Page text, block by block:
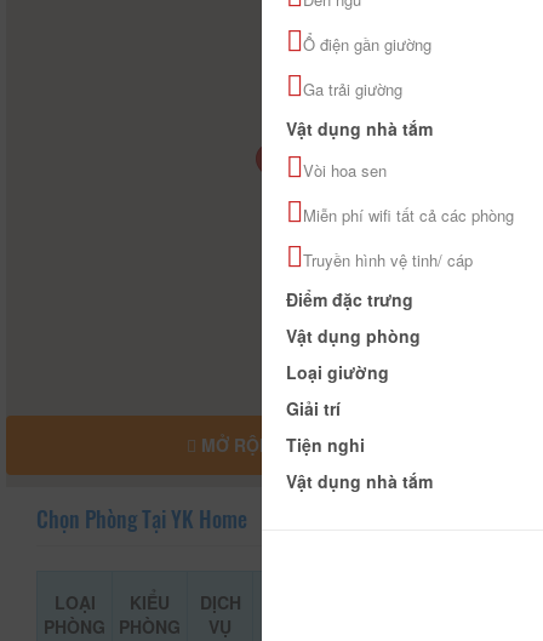
MỞ RỘNG BẢN ĐỒ
Chọn Phòng Tại YK Home
LOẠI
PHÒNG
KIỂU
PHÒNG
DỊCH
VỤ
Ổ điện gần giường
Ga trải giường
Vật dụng nhà tắm
Vòi hoa sen
Miễn phí wifi tất cả các phòng
Truyền hình vệ tinh/ cáp
Điểm đặc trưng
Vật dụng phòng
Loại giường
Giải trí
Tiện nghi
Vật dụng nhà tắm